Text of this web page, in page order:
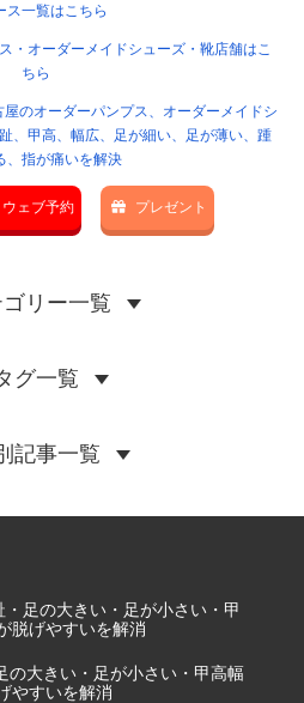
ス一覧はこちら
・オーダーメイドシューズ・靴店舗はこ
ちら
のオーダーパンプス、オーダーメイドシ
、甲高、幅広、足が細い、足が薄い、踵
、指が痛いを解決
ウェブ予約 プレゼント
ゴリー一覧
グ一覧
記事一覧
足の大きい・足が小さい・甲
脱げやすいを解消
の大きい・足が小さい・甲高幅
やすいを解消